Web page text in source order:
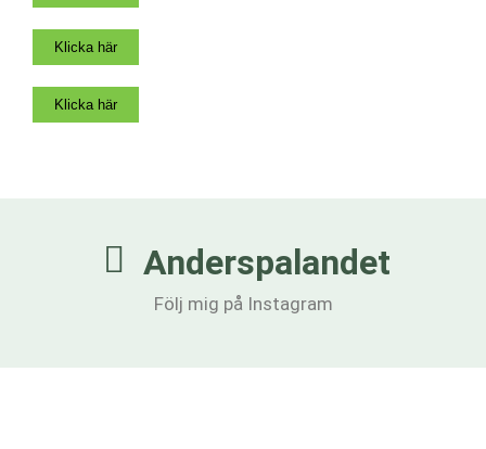
Klicka här
Klicka här
Anderspalandet
Följ mig på Instagram